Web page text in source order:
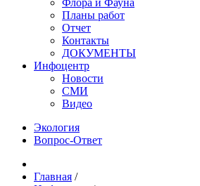
Флора и Фауна
Планы работ
Отчет
Контакты
ДОКУМЕНТЫ
Инфоцентр
Новости
СМИ
Видео
Экология
Вопрос-Ответ
Главная /